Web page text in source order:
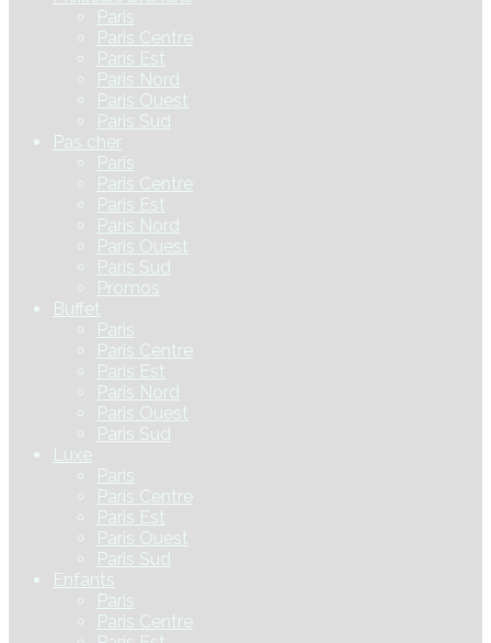
Paris
Paris Centre
Paris Est
Paris Nord
Paris Ouest
Paris Sud
Pas cher
Paris
Paris Centre
Paris Est
Paris Nord
Paris Ouest
Paris Sud
Promos
Buffet
Paris
Paris Centre
Paris Est
Paris Nord
Paris Ouest
Paris Sud
Luxe
Paris
Paris Centre
Paris Est
Paris Ouest
Paris Sud
Enfants
Paris
Paris Centre